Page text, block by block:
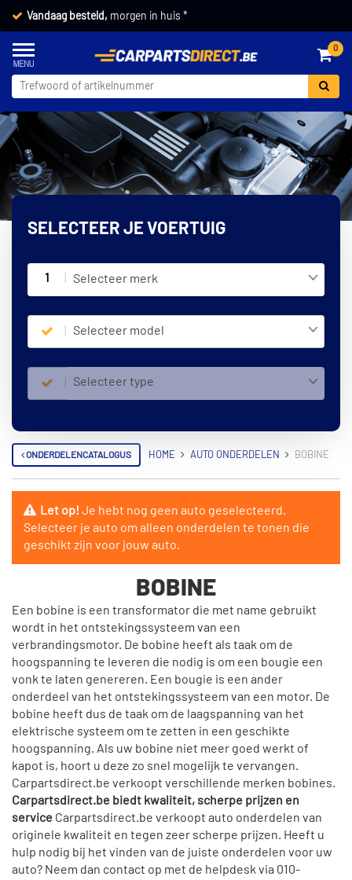
Vandaag besteld, morgen in huis *
0
SELECTEER JE VOERTUIG
1 Selecteer merk
Selecteer model
Selecteer type
ONDERDELENCATALOGUS HOME AUTO ONDERDELEN BOBINE
Let op!Je hebt nog geen auto geselecteerd.
Selecteer je auto om alleen onderdelen te tonen die
geschikt zijn voor jouw auto.
BOBINE
Een bobine is een transformator die met name gebruikt
wordt in het ontstekingssysteem van een
verbrandingsmotor. De bobine heeft als taak om de
hoogspanning te leveren die nodig is om een bougie een
vonk te laten genereren. Een bougie is een ander
onderdeel van het ontstekingssysteem van een motor. De
bobine heeft dus de taak om de laagspanning van het
elektrische systeem om te zetten in een geschikte
hoogspanning. Als uw bobine niet meer goed werkt of
kapot is, hoort u deze zo snel mogelijk te vervangen.
Carpartsdirect.be verkoopt verschillende merken bobines.
Carpartsdirect.be biedt kwaliteit, scherpe prijzen en
service Carpartsdirect.be verkoopt auto onderdelen van
originele kwaliteit en tegen zeer scherpe prijzen. Heeft u
hulp nodig bij het vinden van de juiste onderdelen voor uw
auto? Neem dan contact op met de helpdesk via 010-